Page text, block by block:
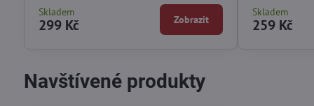
Skladem
299 Kč Zobrazit
Skladem
259 Kč
Navštívené produkty